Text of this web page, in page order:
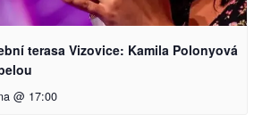
terasa Vizovice: Kamila Polonyová
@ 17:00